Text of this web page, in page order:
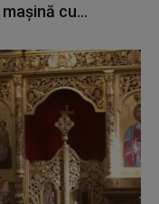
cu...